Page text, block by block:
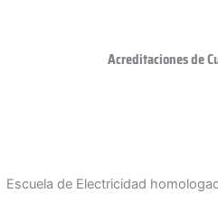
Acreditaciones de